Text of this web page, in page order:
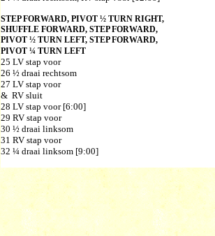
STEP FORWARD, PIVOT ½ TURN RIGHT,
SHUFFLE FORWARD, STEP FORWARD,
PIVOT ½ TURN LEFT, STEP FORWARD,
PIVOT ¼ TURN LEFT
25 LV stap voor
26 ½ draai rechtsom
27 LV stap voor
& RV sluit
28 LV stap voor [6:00]
29 RV stap voor
30 ½ draai linksom
31 RV stap voor
32 ¼ draai linksom [9:00]